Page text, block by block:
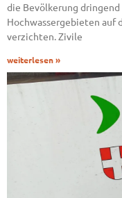
die Bevölkerung
Hochwassergebieten auf
verzichten. Zivile
weiterlesen »